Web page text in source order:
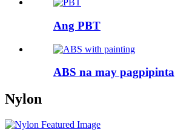
Ang PBT
ABS na may pagpipinta
Nylon